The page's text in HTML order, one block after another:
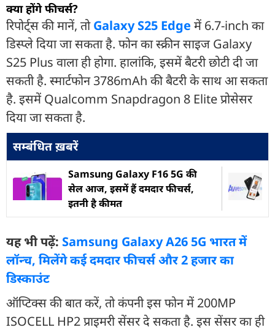
क्या होंगे फीचर्स?
रिपोर्ट्स की मानें, तोGalaxy S25 Edge में 6.7-inch का
डिस्प्ले दिया जा सकता है. फोन का स्क्रीन साइज Galaxy
S25 Plus वाला ही होगा. हालांकि, इसमें बैटरी छोटी दी जा
सकती है. स्मार्टफोन 3786mAh की बैटरी के साथ आ सकता
है. इसमें Qualcomm Snapdragon 8 Elite प्रोसेसर
दिया जा सकता है.
सम्बंधित ख़बरें
Samsung Galaxy F16 5G की
सेल आज, इसमें हैं दमदार फीचर्स,
इतनी है कीमत
यह भी पढ़ें: Samsung Galaxy A26 5G भारत में
लॉन्च, मिलेंगे कई दमदार फीचर्स और 2 हजार का
डिस्काउंट
ऑप्टिक्स की बात करें, तो कंपनी इस फोन में 200MP
ISOCELL HP2 प्राइमरी सेंसर दे सकता है. इस सेंसर का ही